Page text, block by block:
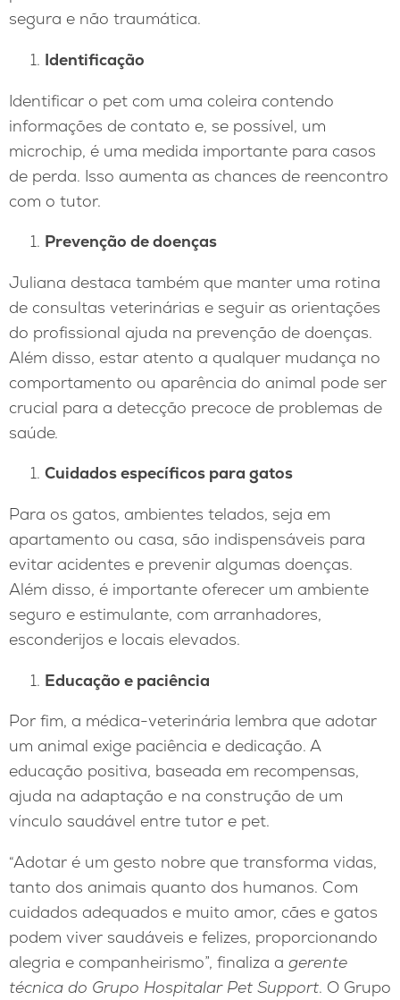
segura e não traumática.
Identificação
Identificar o pet com uma coleira contendo
informações de contato e, se possível, um
microchip, é uma medida importante para casos
de perda. Isso aumenta as chances de reencontro
com o tutor.
Prevenção de doenças
Juliana destaca também que manter uma rotina
de consultas veterinárias e seguir as orientações
do profissional ajuda na prevenção de doenças.
Além disso, estar atento a qualquer mudança no
comportamento ou aparência do animal pode ser
crucial para a detecção precoce de problemas de
saúde.
Cuidados específicos para gatos
Para os gatos, ambientes telados, seja em
apartamento ou casa, são indispensáveis para
evitar acidentes e prevenir algumas doenças.
Além disso, é importante oferecer um ambiente
seguro e estimulante, com arranhadores,
esconderijos e locais elevados.
Educação e paciência
Por fim, a médica-veterinária lembra que adotar
um animal exige paciência e dedicação. A
educação positiva, baseada em recompensas,
ajuda na adaptação e na construção de um
vínculo saudável entre tutor e pet.
“Adotar é um gesto nobre que transforma vidas,
tanto dos animais quanto dos humanos. Com
cuidados adequados e muito amor, cães e gatos
podem viver saudáveis e felizes, proporcionando
alegria e companheirismo”, finaliza a gerente
técnica do Grupo Hospitalar Pet Support. O Grupo